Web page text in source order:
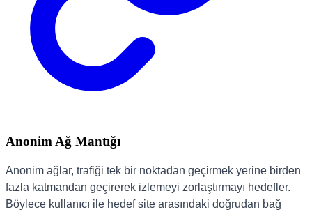
Anonim Ağ Mantığı
Anonim ağlar, trafiği tek bir noktadan geçirmek yerine birden
fazla katmandan geçirerek izlemeyi zorlaştırmayı hedefler.
Böylece kullanıcı ile hedef site arasındaki doğrudan bağ